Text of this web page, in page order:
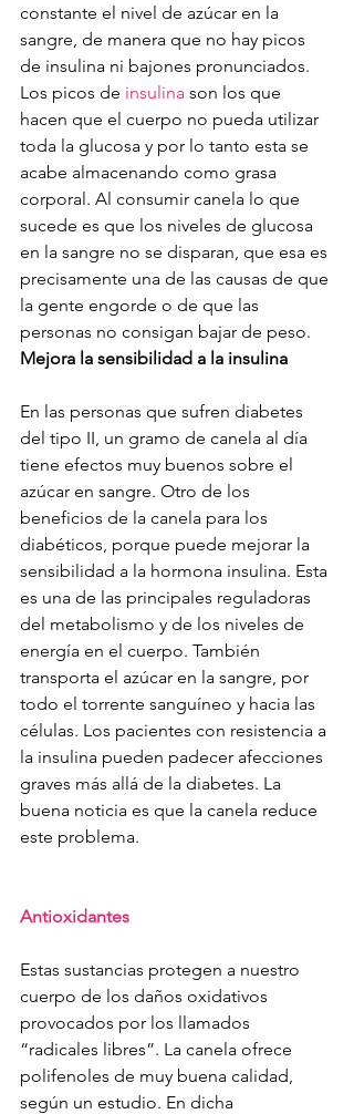
constante el nivel de azúcar en la
sangre, de manera que no hay picos
de insulina ni bajones pronunciados.
Los picos de insulina son los que
hacen que el cuerpo no pueda utilizar
toda la glucosa y por lo tanto esta se
acabe almacenando como grasa
corporal. Al consumir canela lo que
sucede es que los niveles de glucosa
en la sangre no se disparan, que esa es
precisamente una de las causas de que
la gente engorde o de que las
personas no consigan bajar de peso.
Mejora la sensibilidad a la insulina
En las personas que sufren diabetes
del tipo II, un gramo de canela al día
tiene efectos muy buenos sobre el
azúcar en sangre. Otro de los
beneficios de la canela para los
diabéticos, porque puede mejorar la
sensibilidad a la hormona insulina. Esta
es una de las principales reguladoras
del metabolismo y de los niveles de
energía en el cuerpo. También
transporta el azúcar en la sangre, por
todo el torrente sanguíneo y hacia las
células. Los pacientes con resistencia a
la insulina pueden padecer afecciones
graves más allá de la diabetes. La
buena noticia es que la canela reduce
este problema.
Antioxidantes
Estas sustancias protegen a nuestro
cuerpo de los daños oxidativos
provocados por los llamados
“radicales libres”. La canela ofrece
polifenoles de muy buena calidad,
según un estudio. En dicha